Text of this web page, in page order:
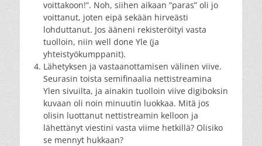
voittakoon!”. Noh, siihen aikaan ”paras” oli jo
voittanut, joten eipä sekään hirveästi
lohduttanut. Jos ääneni rekisteröityi vasta
tuolloin, niin well done Yle (ja
yhteistyökumppanit).
Lähetyksen ja vastaanottamisen välinen viive.
Seurasin toista semifinaalia nettistreamina
Ylen sivuilta, ja ainakin tuolloin viive digiboksin
kuvaan oli noin minuutin luokkaa. Mitä jos
olisin luottanut nettistreamin kelloon ja
lähettänyt viestini vasta viime hetkillä? Olisiko
se mennyt hukkaan?